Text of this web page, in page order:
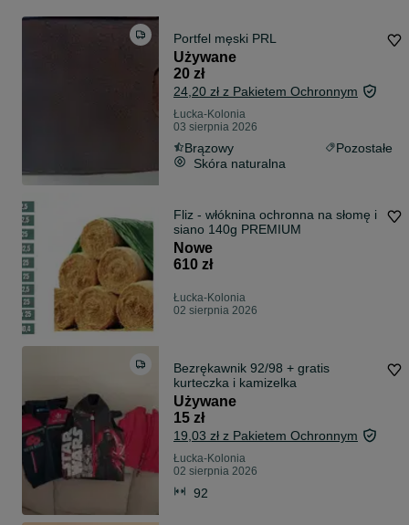
Portfel męski PRL
Używane
20 zł
24,20 zł z Pakietem Ochronnym
Łucka-Kolonia
03 sierpnia 2026
Brązowy
Pozostałe
Skóra naturalna
Fliz - włóknina ochronna na słomę i
siano 140g PREMIUM
Nowe
610 zł
Łucka-Kolonia
02 sierpnia 2026
Bezrękawnik 92/98 + gratis
kurteczka i kamizelka
Używane
15 zł
19,03 zł z Pakietem Ochronnym
Łucka-Kolonia
02 sierpnia 2026
92